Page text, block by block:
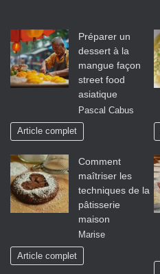
Préparer un
dessert à la
mangue façon
street food
asiatique
Pascal Cabus
Article complet
Comment
maîtriser les
techniques de la
pâtisserie
maison
Marise
Article complet